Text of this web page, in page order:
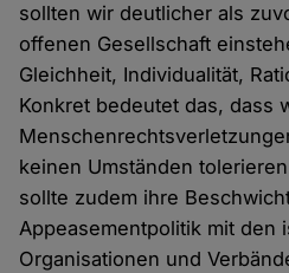
sollten wir deutlicher als
offenen Gesellschaft
Gleichheit, Individualität,
Konkret bedeutet das, dass
keinen Umständen
sollte zudem ihre
Appeasementpolitik mit den
Organisationen und